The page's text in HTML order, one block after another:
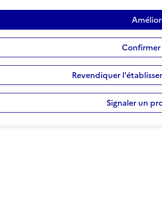
Revendiquer
Signaler un